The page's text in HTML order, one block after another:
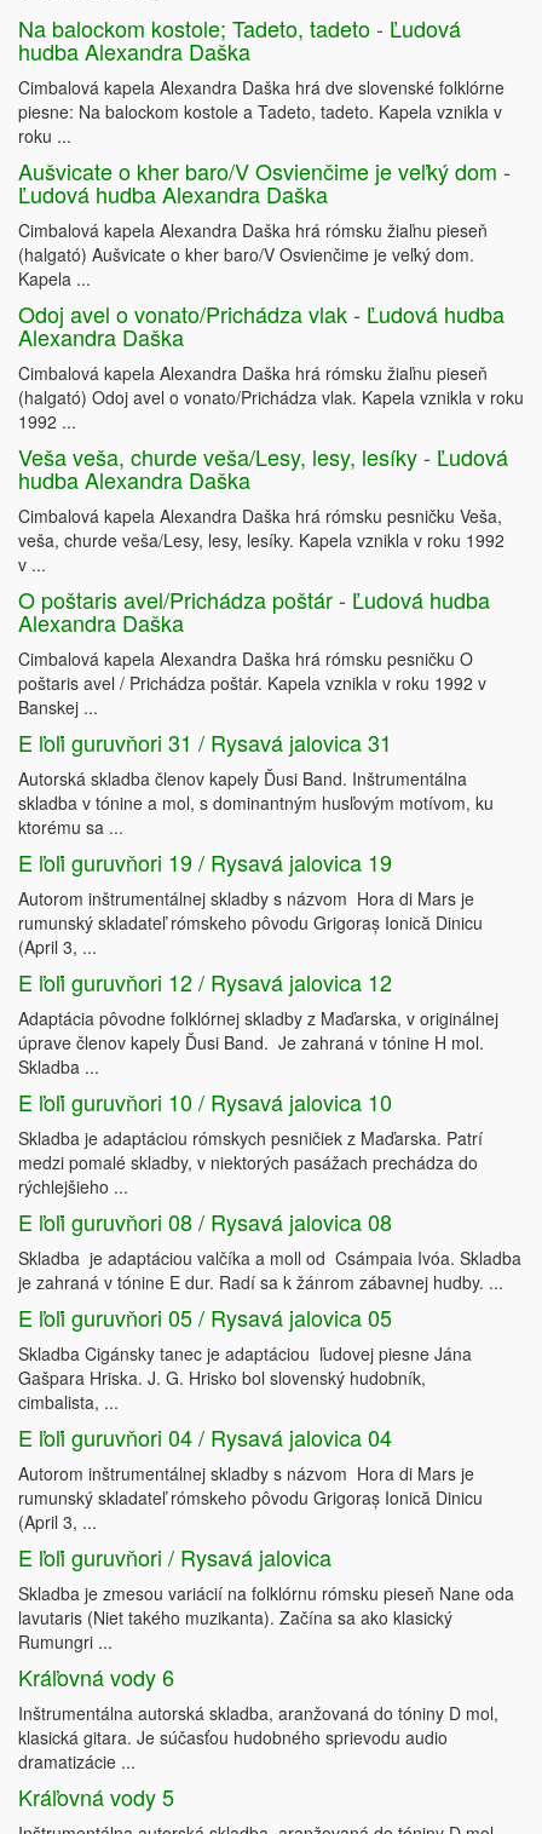
Na balockom kostole; Tadeto, tadeto - Ľudová
hudba Alexandra Daška
Cimbalová kapela Alexandra Daška hrá dve slovenské folklórne
piesne: Na balockom kostole a Tadeto, tadeto. Kapela vznikla v
roku ...
Aušvicate o kher baro/V Osvienčime je veľký dom -
Ľudová hudba Alexandra Daška
Cimbalová kapela Alexandra Daška hrá rómsku žiaľnu pieseň
(halgató) Aušvicate o kher baro/V Osvienčime je veľký dom.
Kapela ...
Odoj avel o vonato/Prichádza vlak - Ľudová hudba
Alexandra Daška
Cimbalová kapela Alexandra Daška hrá rómsku žiaľnu pieseň
(halgató) Odoj avel o vonato/Prichádza vlak. Kapela vznikla v roku
1992 ...
Veša veša, churde veša/Lesy, lesy, lesíky - Ľudová
hudba Alexandra Daška
Cimbalová kapela Alexandra Daška hrá rómsku pesničku Veša,
veša, churde veša/Lesy, lesy, lesíky. Kapela vznikla v roku 1992
v ...
O poštaris avel/Prichádza poštár - Ľudová hudba
Alexandra Daška
Cimbalová kapela Alexandra Daška hrá rómsku pesničku O
poštaris avel / Prichádza poštár. Kapela vznikla v roku 1992 v
Banskej ...
E ľoľi guruvňori 31 / Rysavá jalovica 31
Autorská skladba členov kapely Ďusi Band. Inštrumentálna
skladba v tónine a mol, s dominantným husľovým motívom, ku
ktorému sa ...
E ľoľi guruvňori 19 / Rysavá jalovica 19
Autorom inštrumentálnej skladby s názvom Hora di Mars je
rumunský skladateľ rómskeho pôvodu Grigoraș Ionică Dinicu
(April 3, ...
E ľoľi guruvňori 12 / Rysavá jalovica 12
Adaptácia pôvodne folklórnej skladby z Maďarska, v originálnej
úprave členov kapely Ďusi Band. Je zahraná v tónine H mol.
Skladba ...
E ľoľi guruvňori 10 / Rysavá jalovica 10
Skladba je adaptáciou rómskych pesničiek z Maďarska. Patrí
medzi pomalé skladby, v niektorých pasážach prechádza do
rýchlejšieho ...
E ľoľi guruvňori 08 / Rysavá jalovica 08
Skladba je adaptáciou valčíka a moll od Csámpaia Ivóa. Skladba
je zahraná v tónine E dur. Radí sa k žánrom zábavnej hudby. ...
E ľoľi guruvňori 05 / Rysavá jalovica 05
Skladba Cigánsky tanec je adaptáciou ľudovej piesne Jána
Gašpara Hriska. J. G. Hrisko bol slovenský hudobník,
cimbalista, ...
E ľoľi guruvňori 04 / Rysavá jalovica 04
Autorom inštrumentálnej skladby s názvom Hora di Mars je
rumunský skladateľ rómskeho pôvodu Grigoraș Ionică Dinicu
(April 3, ...
E ľoľi guruvňori / Rysavá jalovica
Skladba je zmesou variácií na folklórnu rómsku pieseň Nane oda
lavutaris (Niet takého muzikanta). Začína sa ako klasický
Rumungri ...
Kráľovná vody 6
Inštrumentálna autorská skladba, aranžovaná do tóniny D mol,
klasická gitara. Je súčasťou hudobného sprievodu audio
dramatizácie ...
Kráľovná vody 5